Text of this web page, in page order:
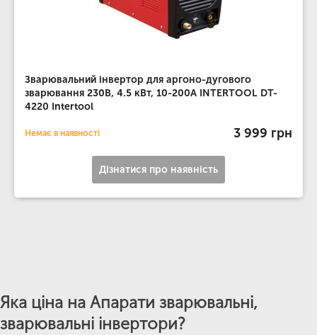
Зварювальний інвертор для аргоно-дугового
зварювання 230В, 4.5 кВт, 10-200А INTERTOOL DT-
4220 Intertool
Немає в наявності 3 999 грн
Дізнатися про наявність
Яка ціна на Апарати зварювальні,
зварювальні інвертори?